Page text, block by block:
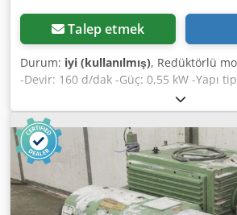
Talep etmek
Durum: iyi (kullanılmış), Redüktörlü
-Devir: 160 d/dak -Güç: 0,55 kW -Yapı
Dptjgpok -Mil çapı: Ø 28 mm -Koruma
motor mevcut -Fiyat: adet başına -
mm -Ağırlık: 22 kg